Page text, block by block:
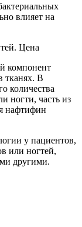
влияет на
компонент
тканях. В
количества
ногти, часть из
нафтифин
у пациентов,
или ногтей,
другими.